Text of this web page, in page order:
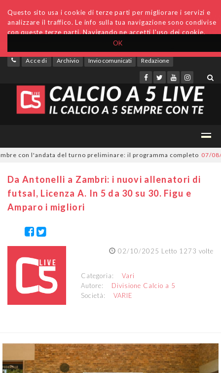
OK
Questo sito usa i cookie di terze parti per migliorare i servizi e
analizzare il traffico. Le info sulla tua navigazione sono condivise
con queste terze parti. Navigando ne accetti l'uso dei cookie.
Accedi Archivio Invio comunicati Redazione
con l'andata del turno preliminare: il programma completo 07/08/
Da Antonelli a Zambri: i nuovi allenatori di
futsal, Licenza A. In 5 da 30 su 30. Figu e
Amparo i migliori
02/10/2025 Letto 1273 volte
Categoria:Vari
Autore: Divisione Calcio a 5
Società:VARIE